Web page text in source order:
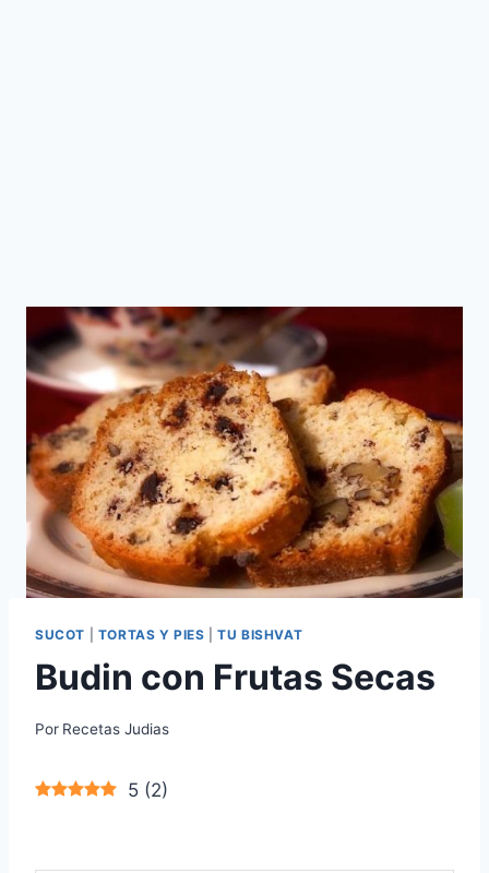
SUCOT TORTAS Y PIES |TU BISHVAT
Budin con Frutas Secas
Por Recetas Judias
5 (2)